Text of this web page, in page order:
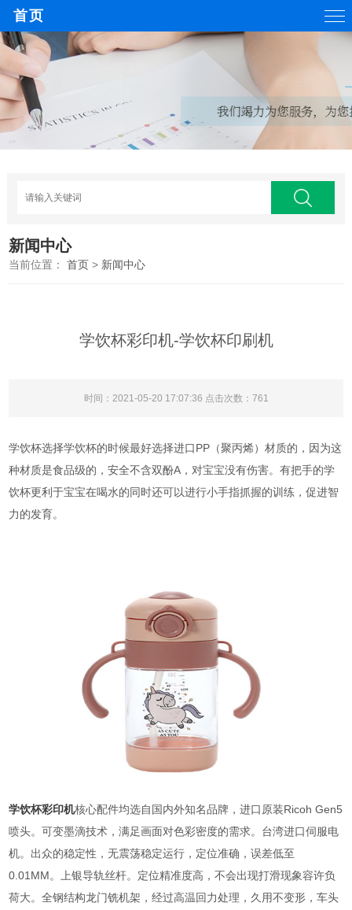
首页
新闻中心
当前位置：首页 > 新闻中心
学饮杯彩印机-学饮杯印刷机
时间：2021-05-20 17:07:36 点击次数： 761
学饮杯选择学饮杯的时候最好选择进口PP（聚丙烯）材质的，因为这
种材质是食品级的，安全不含双酚A，对宝宝没有伤害。有把手的学
饮杯更利于宝宝在喝水的同时还可以进行小手指抓握的训练，促进智
力的发育。
学饮杯彩印机核心配件均选自国内外知名品牌，进口原装Ricoh Gen5
喷头。可变墨滴技术，满足画面对色彩密度的需求。台湾进口伺服电
机。出众的稳定性，无震荡稳定运行，定位准确，误差低至
0.01MM。上银导轨丝杆。定位精准度高，不会出现打滑现象容许负
荷大。全钢结构龙门铣机架，经过高温回力处理，久用不变形，车头